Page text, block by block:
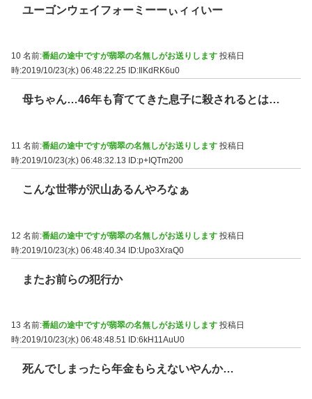
ユーゴンウェイフォーミーーぃィィいー
10 名前:番組の途中ですが翡翠の名無しがお送りします 投稿日
時:2019/10/23(水) 06:48:22.25
ID:IlKdRK6u0
母ちゃん…46年も育ててきた息子に殺されるとは…
11 名前:番組の途中ですが翡翠の名無しがお送りします 投稿日
時:2019/10/23(水) 06:48:32.13
ID:p+IQTm200
こんな世帯が沢山あるんやろなぁ
12 名前:番組の途中ですが翡翠の名無しがお送りします 投稿日
時:2019/10/23(水) 06:48:40.34 ID:Upo3XraQ0
またお前らの犯行か
13 名前:番組の途中ですが翡翠の名無しがお送りします 投稿日
時:2019/10/23(水) 06:48:48.51
ID:6kH11AuU0
死んでしまったら年金もらえないやんか…